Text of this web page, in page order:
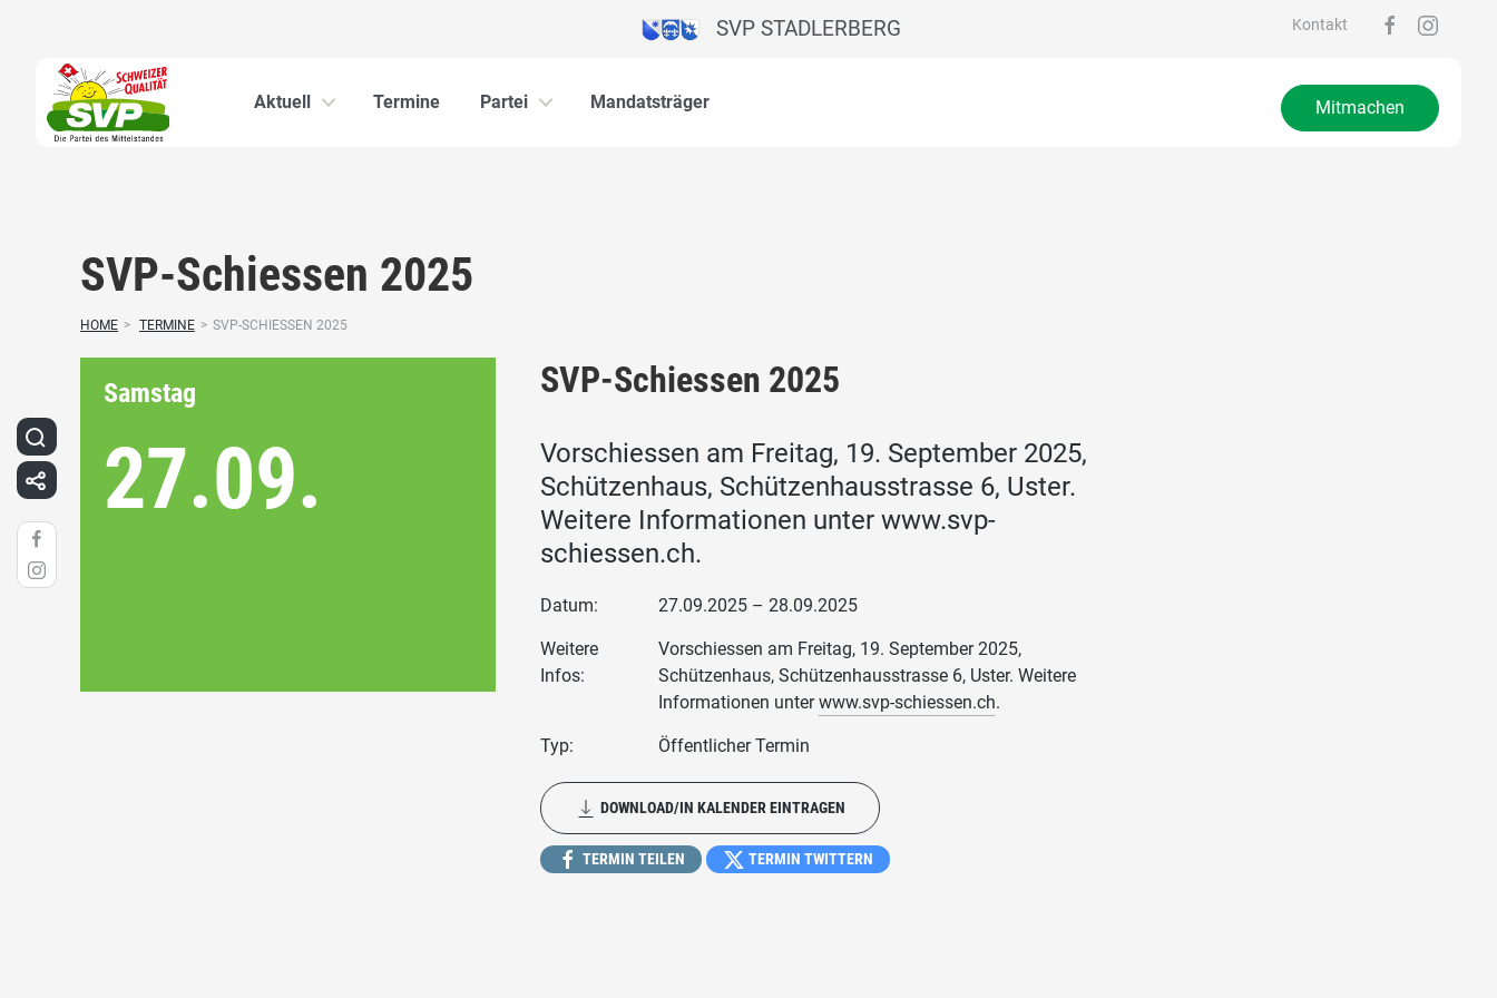
Kontakt
SVP STADLERBERG
Aktuell Termine Partei Mandatsträger Mitmachen
SVP-Schiessen 2025
HOME > TERMINE > SVP-SCHIESSEN 2025
Samstag
27.09.
SVP-Schiessen 2025
Vorschiessen am Freitag, 19. September 2025,
Schützenhaus, Schützenhausstrasse 6, Uster.
Weitere Informationen unter www.svp-
schiessen.ch.
Datum: 27.09.2025 – 28.09.2025
Weitere
Infos:
Vorschiessen am Freitag, 19. September 2025,
Schützenhaus, Schützenhausstrasse 6, Uster. Weitere
Informationen unterwww.svp-schiessen.ch.
Typ: Öffentlicher Termin
DOWNLOAD/IN KALENDER EINTRAGEN
TERMIN TEILEN TERMIN TWITTERN